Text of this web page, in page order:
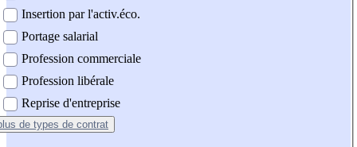
Insertion par l'activ.éco.
Portage salarial
Profession commerciale
Profession libérale
Reprise d'entreprise
de types de contrat